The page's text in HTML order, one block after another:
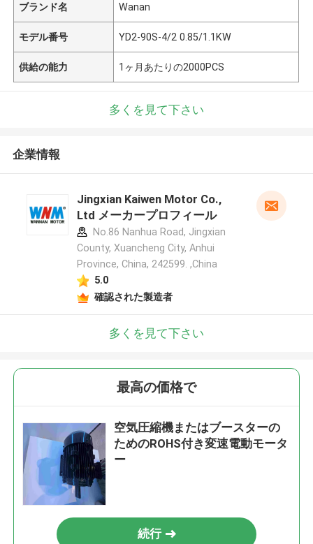
ブランド名 Wanan
モデル番号 YD2-90S-4/2 0.85/1.1KW
供給の能力 1ヶ月あたりの2000PCS
多くを見て下さい
企業情報
Jingxian Kaiwen Motor Co.,
Ltd メーカープロフィール
No.86 Nanhua Road, Jingxian
County, Xuancheng City, Anhui
Province, China, 242599. ,China
5.0
確認された製造者
多くを見て下さい
最高の価格で
空気圧縮機またはブースターの
ためのROHS付き変速電動モータ
ー
続行